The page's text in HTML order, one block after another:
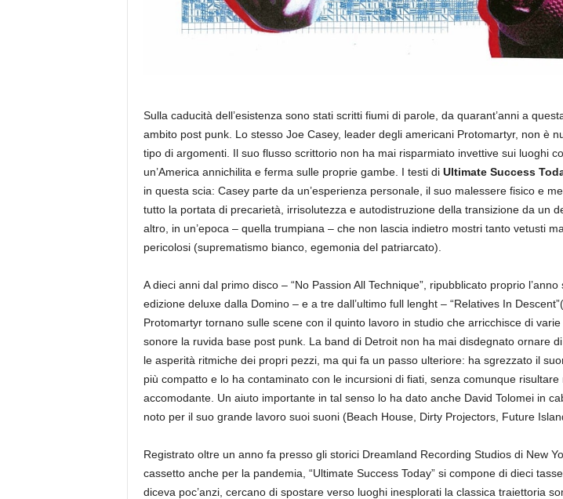
Sulla caducità dell’esistenza sono stati scritti fiumi di parole, da quarant’anni a
ambito post punk. Lo stesso Joe Casey, leader degli americani Protomartyr, non è
tipo di argomenti. Il suo flusso scrittorio non ha mai risparmiato invettive sui luoghi
un’America annichilita e ferma sulle proprie gambe. I testi di Ultimate Success
in questa scia: Casey parte da un’esperienza personale, il suo malessere fisico e
tutto la portata di precarietà, irrisolutezza e autodistruzione della transizione da un
altro, in un’epoca – quella trumpiana – che non lascia indietro mostri tanto vetusti
pericolosi (suprematismo bianco, egemonia del patriarcato).
A dieci anni dal primo disco – “No Passion All Technique”, ripubblicato proprio l’anno
edizione deluxe dalla Domino – e a tre dall’ultimo full lenght – “Relatives In
Protomartyr tornano sulle scene con il quinto lavoro in studio che arricchisce di
sonore la ruvida base post punk. La band di Detroit non ha mai disdegnato ornare
le asperità ritmiche dei propri pezzi, ma qui fa un passo ulteriore: ha sgrezzato il
più compatto e lo ha contaminato con le incursioni di fiati, senza comunque risultare
accomodante. Un aiuto importante in tal senso lo ha dato anche David Tolomei in
noto per il suo grande lavoro suoi suoni (Beach House, Dirty Projectors, Future
Registrato oltre un anno fa presso gli storici Dreamland Recording Studios di New
cassetto anche per la pandemia, “Ultimate Success Today” si compone di dieci
diceva poc’anzi, cercano di spostare verso luoghi inesplorati la classica traiettoria